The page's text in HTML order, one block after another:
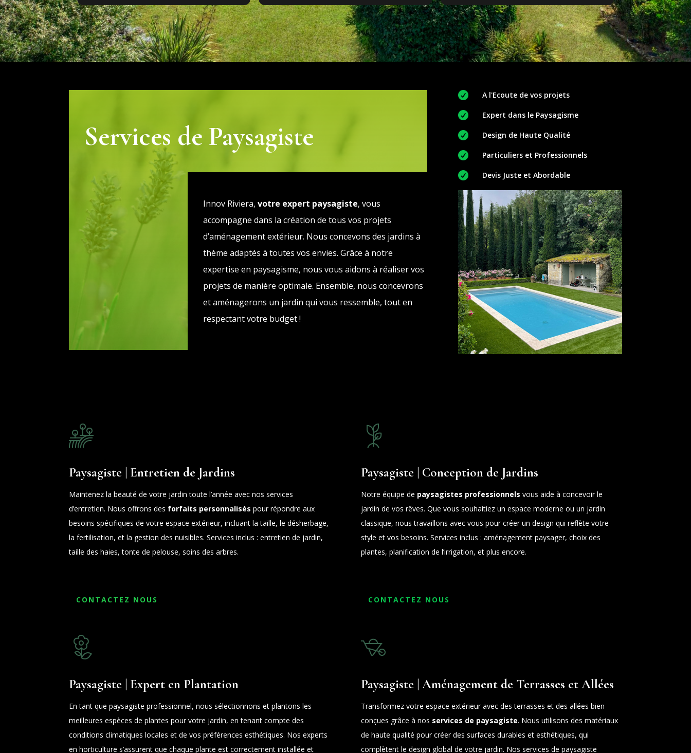
palmiers revive et le jardin une fois
débroussailler parait 3 fois plus grand je
recommande vivement merci David
pour c’est travaux et une excellente
continuation
Services de Paysagiste
Innov Riviera, votre expert paysagiste, vous
accompagne dans la création de tous vos projets
d’aménagement extérieur. Nous concevons des jardins à
thème adaptés à toutes vos envies. Grâce à notre
expertise en paysagisme, nous vous aidons à réaliser vos
projets de manière optimale. Ensemble, nous concevrons
et aménagerons un jardin qui vous ressemble, tout en
respectant votre budget !
 A l'Ecoute de vos projets
 Expert dans le Paysagisme
 Design de Haute Qualité
 Particuliers et Professionnels
 Devis Juste et Abordable
Paysagiste | Entretien de Jardins
Maintenez la beauté de votre jardin toute l’année avec nos services
d’entretien. Nous offrons des forfaits personnalisés pour répondre aux
besoins spécifiques de votre espace extérieur, incluant la taille, le désherbage,
la fertilisation, et la gestion des nuisibles. Services inclus : entretien de jardin,
taille des haies, tonte de pelouse, soins des arbres.
CONTACTEZ NOUS
Paysagiste | Conception de Jardins
Notre équipe de paysagistes professionnels vous aide à concevoir le
jardin de vos rêves. Que vous souhaitiez un espace moderne ou un jardin
classique, nous travaillons avec vous pour créer un design qui reflète votre
style et vos besoins. Services inclus : aménagement paysager, choix des
plantes, planification de l’irrigation, et plus encore.
CONTACTEZ NOUS
Paysagiste | Expert en Plantation
En tant que paysagiste professionnel, nous sélectionnons et plantons les
meilleures espèces de plantes pour votre jardin, en tenant compte des
conditions climatiques locales et de vos préférences esthétiques. Nos experts
en horticulture s’assurent que chaque plante est correctement installée et
Paysagiste | Aménagement de Terrasses et Allées
Transformez votre espace extérieur avec des terrasses et des allées bien
conçues grâce à nos services de paysagiste. Nous utilisons des matériaux
de haute qualité pour créer des surfaces durables et esthétiques, qui
complètent le design global de votre jardin. Nos services de paysagiste